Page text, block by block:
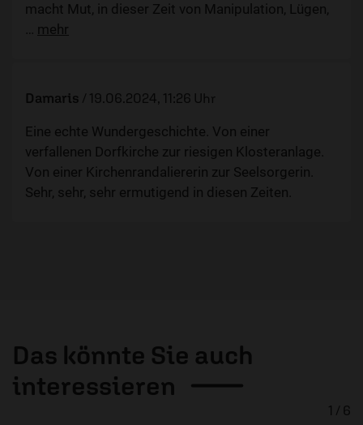
macht Mut, in dieser Zeit von Manipulation, Lügen,
… mehr
Damaris / 19.06.2024, 11:26 Uhr
Eine echte Wundergeschichte. Von einer
verfallenen Dorfkirche zur riesigen Klosteranlage.
Von einer Kirchenrandaliererin zur Seelsorgerin.
Sehr, sehr, sehr ermutigend in diesen Zeiten.
Das könnte Sie auch
interessieren
1 / 6